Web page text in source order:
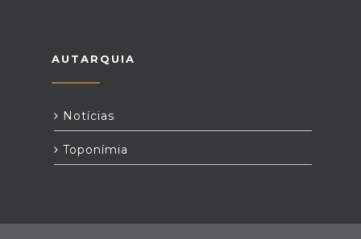
AUTARQUIA
Notícias
Toponímia